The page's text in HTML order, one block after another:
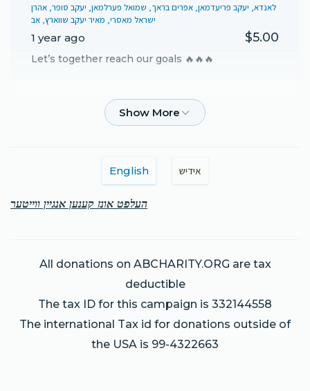
לאנדא, יעקב פריעדמאן, אפרים בראך, שמואל פערלמאן, יעקב סופר, אהרן
ישראל מאסרי, מאיר יעקב שווארץ, אב
1 year ago $5.00
Let’s together reach our goals 🔥🔥🔥
Anonymousיעקב פריעד
מענדל וואלף שטערן
1 year ago
English אידיש
העלפט אונז קענען אנגיין ווייטער
All donations on ABCHARITY.ORG are tax
deductible
The tax ID for this campaign is 332144558
The international Tax id for donations outside of
the USA is 99-4322663